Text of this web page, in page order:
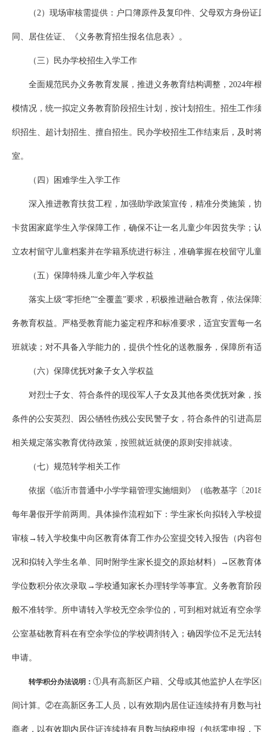
（2）现场审核需提供：户口簿原件及复印件、父母双方身份证
同、居住佐证、《义务教育招生报名信息表》。
（三）民办学校招生入学工作
全面规范民办义务教育发展，推进义务教育结构调整，2024年
模情况，统一拟定义务教育阶段招生计划，按计划招生。招生工作须
织招生、超计划招生、擅自招生。民办学校招生工作结束后，及时将
室。
（四）困难学生入学工作
深入推进教育扶贫工程，加强助学政策宣传，精准分类施策，协
卡贫困家庭学生入学保障工作，确保不让一名儿童少年因贫失学；认
立农村留守儿童档案并在学籍系统进行标注，准确掌握在校留守儿童
（五）保障特殊儿童少年入学权益
落实上级“零拒绝”“全覆盖”要求，积极推进融合教育，依法保障
务教育权益。严格受教育能力鉴定程序和标准要求，适宜安置每一名
班就读；对不具备入学能力的，提供个性化的送教服务，保障所有适
（六）保障优抚对象子女入学权益
对烈士子女、符合条件的现役军人子女及其他各类优抚对象，按
条件的公安英烈、因公牺牲伤残公安民警子女，符合条件的引进高层
相关规定落实教育优待政策，按照就近就便的原则安排就读。
（七）规范转学相关工作
依据《临沂市普通中小学学籍管理实施细则》（临教基字〔
每年暑假开学前两周。具体操作流程如下：学生家长向拟转入学校
审核→转入学校集中向区教育体育工作办公室提交转入报告（内容包
况和拟转入学生名单、同时附学生家长提交的原始材料）→区教育
学位数积分依次录取→学校通知家长办理转学等事宜。义务教育阶段
般不准转学。所申请转入学校无空余学位的，可到相对就近有空余学
公室基础教育科在有空余学位的学校调剂转入；确因学位不足无法转
申请。
转学积分办法说明： ①具有高新区户籍、父母或其他监护人在学区
间计算。②在高新区务工人员，以有效期内居住证连续持有月数与社
商者，以有效期内居住证连续持有月数与纳税申报（包括零申报，